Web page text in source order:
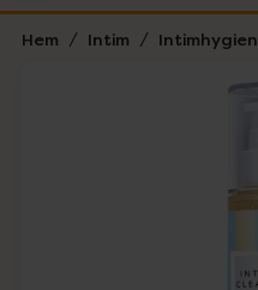
Hem Intim Intimhygien